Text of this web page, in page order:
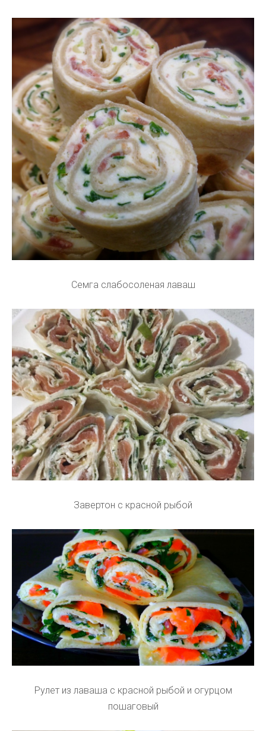
Семга слабосоленая лаваш
Завертон с красной рыбой
Рулет из лаваша с красной рыбой и огурцом
пошаговый